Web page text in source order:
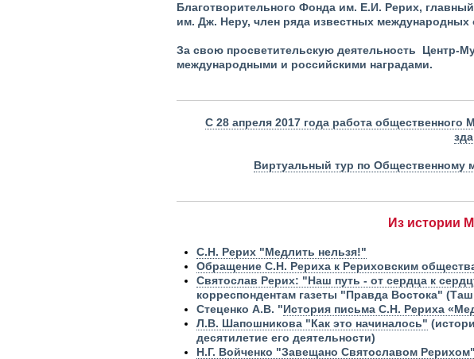
Благотворительного Фонда им. Е.И. Рерих,
им. Дж. Неру, член ряда известных международных
За свою просветительскую деятельность Центр-
международными и российскими наградами.
С 28 апреля 2017 года работа общественного
Виртуальный тур по Общественному
Из истории
С.Н. Рерих "Медлить нельзя!"
Обращение С.Н. Рериха к Рериховским
Святослав Рерих: "Наш путь - от сердца к
корреспондентам газеты "Правда Востока"
Стеценко А.В. "История письма С.Н. Рериха
Л.В. Шапошникова "Как это начиналось"
десятилетие его деятельности)
Н.Г. Войченко "Завещано Святославом Рерихом"